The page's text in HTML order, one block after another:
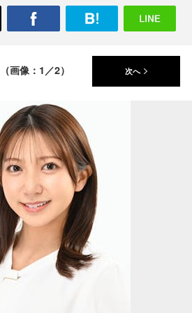
（画像：1／2） 次へ